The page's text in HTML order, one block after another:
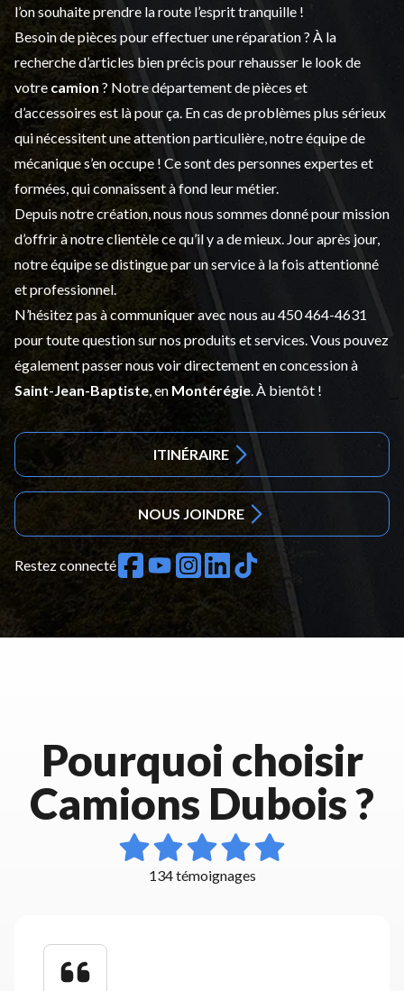
l’on souhaite prendre la route l’esprit tranquille !
Besoin de pièces pour effectuer une réparation ? À la
recherche d’articles bien précis pour rehausser le look de
votre camion ? Notre département depièces et
d’accessoiresest là pour ça. En cas de problèmes plus sérieux
qui nécessitent une attention particulière, notre équipe de
mécanique s’en occupe ! Ce sont des personnes expertes et
formées, qui connaissent à fond leur métier.
Depuis notre création, nous nous sommes donné pour mission
d’offrir à notre clientèle ce qu’il y a de mieux. Jour après jour,
notre équipe se distingue par un service à la fois attentionné
et professionnel.
N’hésitez pas à communiquer avec nous au450 464-4631
pour toute question sur nos produits et services. Vous pouvez
également passer nous voir directement en concession à
Saint-Jean-Baptiste , en Montérégie . À bientôt !
ITINÉRAIRE
NOUS JOINDRE
Restez connecté
Pourquoi choisir
Camions Dubois ?
134 témoignages